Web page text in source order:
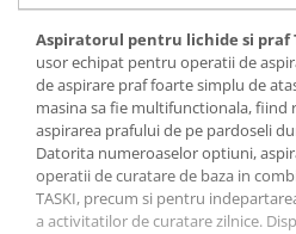
Aspiratorul pentru lichide si praf
usor echipat pentru operatii de
de aspirare praf foarte simplu de
masina sa fie multifunctionala, fiind
aspirarea prafului de pe pardoseli
Datorita numeroaselor optiuni,
operatii de curatare de baza in
TASKI, precum si pentru
a activitatilor de curatare zilnice.